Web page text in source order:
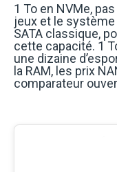
1 To en NVMe,
jeux et le système
SATA classique,
cette capacité. 1
une dizaine
la RAM, les prix
comparateur